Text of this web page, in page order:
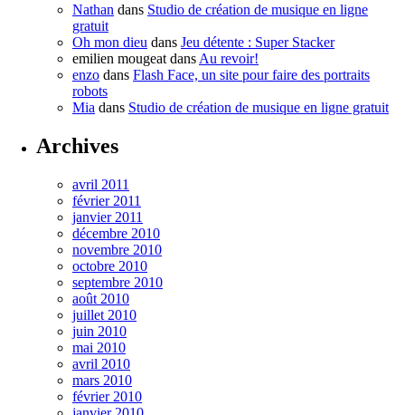
Nathan dans Studio de création de musique en ligne
gratuit
Oh mon dieu dans Jeu détente : Super Stacker
emilien mougeat dans Au revoir!
enzo dans Flash Face, un site pour faire des portraits
robots
Mia dans Studio de création de musique en ligne gratuit
Archives
avril 2011
février 2011
janvier 2011
décembre 2010
novembre 2010
octobre 2010
septembre 2010
août 2010
juillet 2010
juin 2010
mai 2010
avril 2010
mars 2010
février 2010